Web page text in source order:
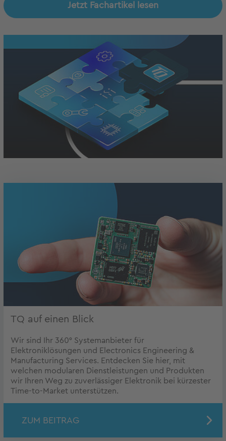
Jetzt Fachartikel lesen
TQ auf einen Blick
Wir sind Ihr 360° Systemanbieter für
Elektroniklösungen und Electronics Engineering &
Manufacturing Services. Entdecken Sie hier, mit
welchen modularen Dienstleistungen und Produkten
wir Ihren Weg zu zuverlässiger Elektronik bei kürzester
Time-to-Market unterstützen.
ZUM BEITRAG